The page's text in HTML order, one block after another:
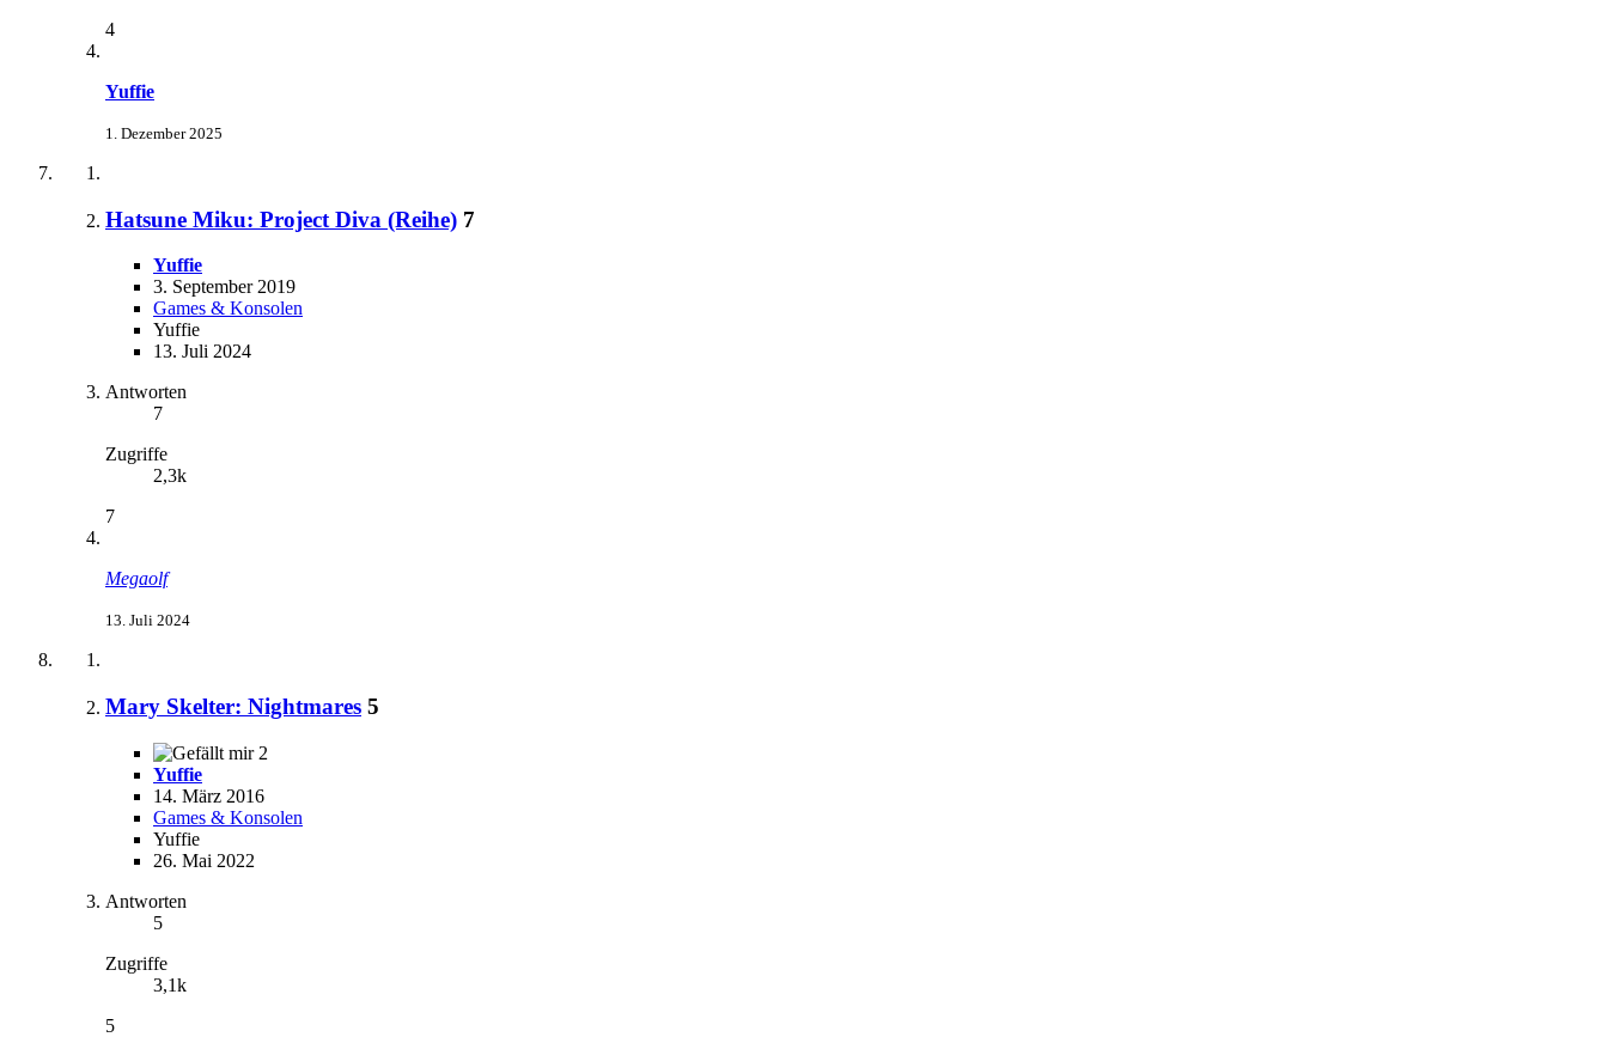
4
Yuffie
1. Dezember 2025
Hatsune Miku: Project Diva (Reihe) 7
Yuffie
3. September 2019
Games & Konsolen
Yuffie
13. Juli 2024
Antworten
7
Zugriffe
2,3k
7
Megaolf
13. Juli 2024
Mary Skelter: Nightmares 5
2
Yuffie
14. März 2016
Games & Konsolen
Yuffie
26. Mai 2022
Antworten
5
Zugriffe
3,1k
5